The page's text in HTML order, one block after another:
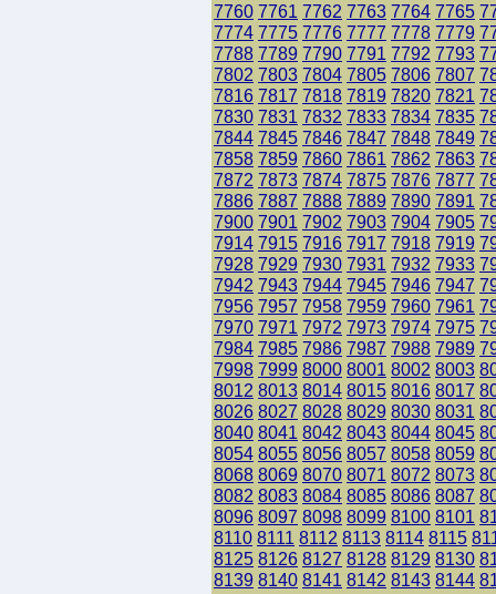
7760 7761 7762 7763 7764 7765
7774 7775 7776 7777 7778 7779
7788 7789 7790 7791 7792 7793
7802 7803 7804 7805 7806 7807
7816 7817 7818 7819 7820 7821
7830 7831 7832 7833 7834 7835
7844 7845 7846 7847 7848 7849
7858 7859 7860 7861 7862 7863
7872 7873 7874 7875 7876 7877
7886 7887 7888 7889 7890 7891
7900 7901 7902 7903 7904 7905
7914 7915 7916 7917 7918 7919
7928 7929 7930 7931 7932 7933
7942 7943 7944 7945 7946 7947
7956 7957 7958 7959 7960 7961
7970 7971 7972 7973 7974 7975
7984 7985 7986 7987 7988 7989
7998 7999 8000 8001 8002 8003
8012 8013 8014 8015 8016 8017
8026 8027 8028 8029 8030 8031
8040 8041 8042 8043 8044 8045
8054 8055 8056 8057 8058 8059
8068 8069 8070 8071 8072 8073
8082 8083 8084 8085 8086 8087
8096 8097 8098 8099 8100 8101
8110 8111 8112 8113 8114 8115
8125 8126 8127 8128 8129 8130
8139 8140 8141 8142 8143 8144